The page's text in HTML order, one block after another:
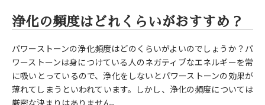
浄化の頻度はどれくらいがおすすめ？
パワーストーンの浄化頻度はどのくらいがよいのでしょうか？パ
ワーストーンは身につけている人のネガティブなエネルギーを常
に吸いとっているので、浄化をしないとパワーストーンの効果が
薄れてしまうといわれています。しかし、浄化の頻度については